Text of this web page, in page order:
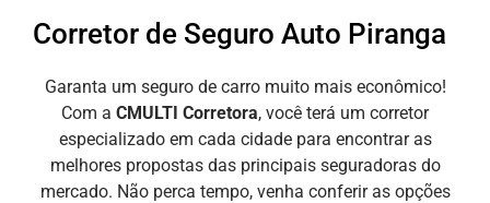
Corretor de Seguro Auto Piranga
Garanta um seguro de carro muito mais econômico!
Com a CMULTI Corretora, você terá um corretor
especializado em cada cidade para encontrar as
melhores propostas das principais seguradoras do
mercado. Não perca tempo, venha conferir as opções